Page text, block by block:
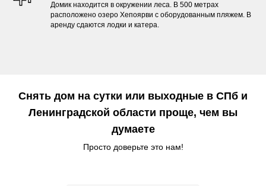
Домик находится в окружении леса. В 500 метрах
расположено озеро Хепоярви с оборудованным пляжем. В
аренду сдаются лодки и катера.
Снять дом на сутки или выходные в СПб и
Ленинградской области проще, чем вы
думаете
Просто доверьте это нам!